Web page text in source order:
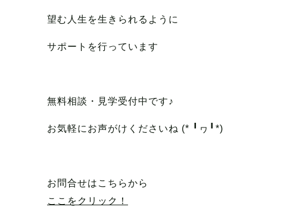
望む人生を生きられるように
サポートを行っています
無料相談・見学受付中です♪
お気軽にお声がけくださいね (* ╹ヮ╹*)
お問合せはこちらから
ここをクリック！